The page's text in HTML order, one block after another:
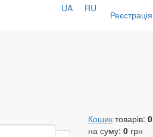
Реєстрація
UA RU
Кошик товарів: 0
на суму: 0 грн